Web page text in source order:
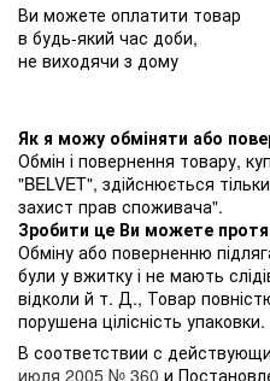
Ви можете оплатити товар
в будь-який час доби,
не виходячи з дому
Як я можу обміняти або
Обмін і повернення товару,
"BELVET", здійснюється
захист прав споживача".
Зробити це Ви можете
Обміну або поверненню
були у вжитку і не мають
відколи й т. Д., Товар
порушена цілісність упаковки.
В соответствии с
июля 2005 № 360 и